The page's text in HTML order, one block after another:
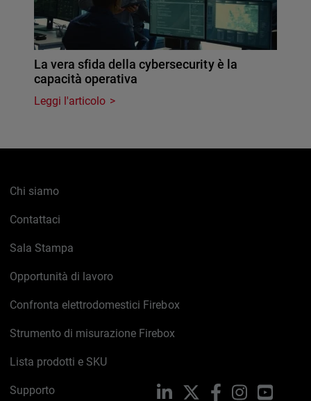
La vera sfida della cybersecurity è la
capacità operativa
Leggi l'articolo
Chi siamo
Contattaci
Sala Stampa
Opportunità di lavoro
Confronta elettrodomestici Firebox
Strumento di misurazione Firebox
Lista prodotti e SKU
Supporto LinkedIn FacebookInstagram